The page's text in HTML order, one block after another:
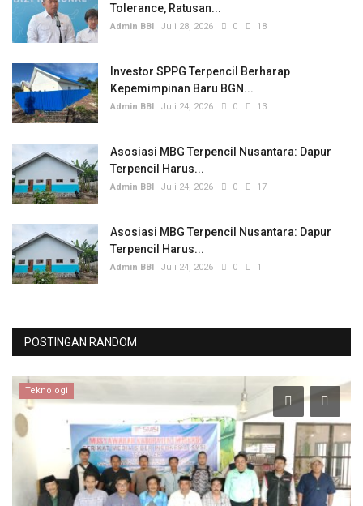
Tolerance, Ratusan...
Admin BBI Juli 28, 2026 0 18
Investor SPPG Terpencil Berharap
Kepemimpinan Baru BGN...
Admin BBI Juli 24, 2026 0 13
Asosiasi MBG Terpencil Nusantara: Dapur
Terpencil Harus...
Admin BBI Juli 24, 2026 0 17
Asosiasi MBG Terpencil Nusantara: Dapur
Terpencil Harus...
Admin BBI Juli 24, 2026 0 1
POSTINGAN RANDOM
Teknologi